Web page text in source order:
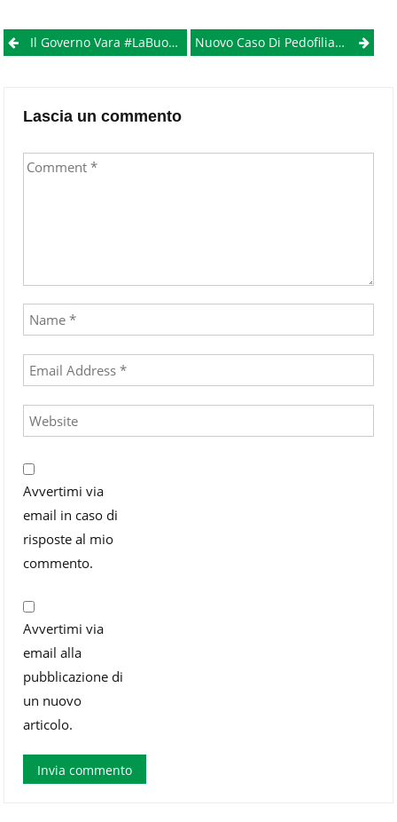
PostIl Governo Vara #laBuonaScuola E Su Facebook Si Scatena La Protesta Dei Precari Nuovo Caso Di Pedofilia A Napoli, Offre Soldi Ad Un 14enne In Cambio Di Sesso
Lascia un commento
Avvertimi via
email in caso di
risposte al mio
commento.
Avvertimi via
email alla
pubblicazione di
un nuovo
articolo.